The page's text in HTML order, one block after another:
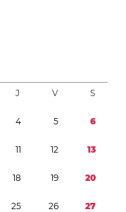
J V S
4 5 6
11 12 13
18 19 20
25 26 27